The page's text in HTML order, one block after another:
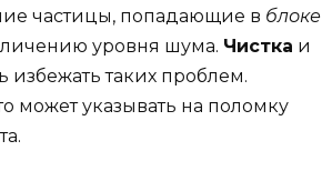
частицы, попадающие в блоке
уровня шума. Чистка и
избежать таких проблем.
может указывать на поломку